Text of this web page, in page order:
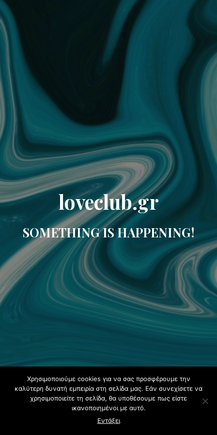
loveclub.gr
SOMETHING IS HAPPENING!
Χρησιμοποιούμε cookies για να σας προσφέρουμε την
καλύτερη δυνατή εμπειρία στη σελίδα μας. Εάν συνεχίσετε να
χρησιμοποιείτε τη σελίδα, θα υποθέσουμε πως είστε
ικανοποιημένοι με αυτό.
Εντάξει